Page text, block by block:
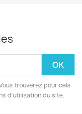
trouverez pour cela
d'utilisation du site.